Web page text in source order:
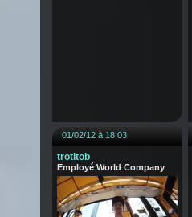
01/02/12 à 18:03
trotitob
Employé World Company